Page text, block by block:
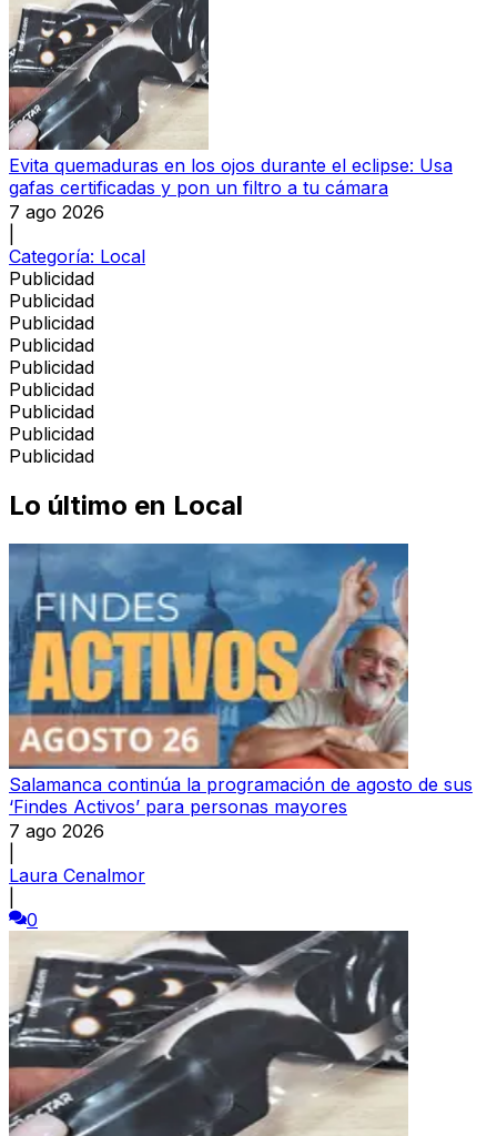
Evita quemaduras en los ojos durante el eclipse: Usa
gafas certificadas y pon un filtro a tu cámara
7 ago 2026
Categoría: Local
Publicidad
Publicidad
Publicidad
Publicidad
Publicidad
Publicidad
Publicidad
Publicidad
Publicidad
Lo último en Local
Salamanca continúa la programación de agosto de sus
‘Findes Activos’ para personas mayores
7 ago 2026
Laura Cenalmor
0